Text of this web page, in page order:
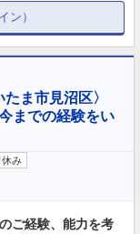
ン）
ま市見沼区〉
までの経験をい
休み
ご経験、能力を考